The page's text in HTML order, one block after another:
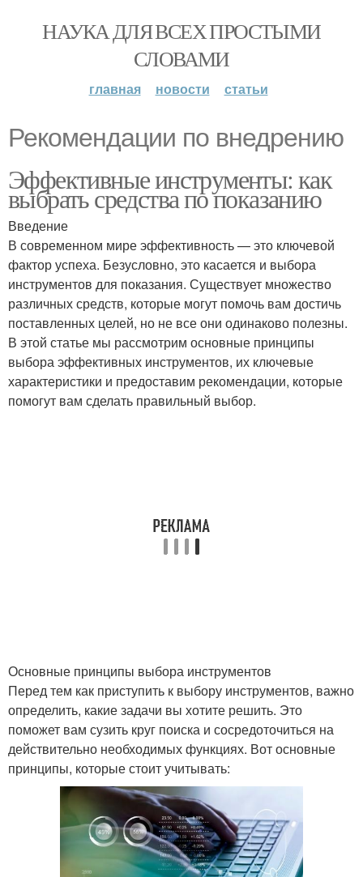
НАУКА ДЛЯ ВСЕХ ПРОСТЫМИ
СЛОВАМИ
главная новости статьи
Рекомендации по внедрению
Эффективные инструменты: как
выбрать средства по показанию
Введение
В современном мире эффективность — это ключевой
фактор успеха. Безусловно, это касается и выбора
инструментов для показания. Существует множество
различных средств, которые могут помочь вам достичь
поставленных целей, но не все они одинаково полезны.
В этой статье мы рассмотрим основные принципы
выбора эффективных инструментов, их ключевые
характеристики и предоставим рекомендации, которые
помогут вам сделать правильный выбор.
Основные принципы выбора инструментов
Перед тем как приступить к выбору инструментов, важно
определить, какие задачи вы хотите решить. Это
поможет вам сузить круг поиска и сосредоточиться на
действительно необходимых функциях. Вот основные
принципы, которые стоит учитывать: